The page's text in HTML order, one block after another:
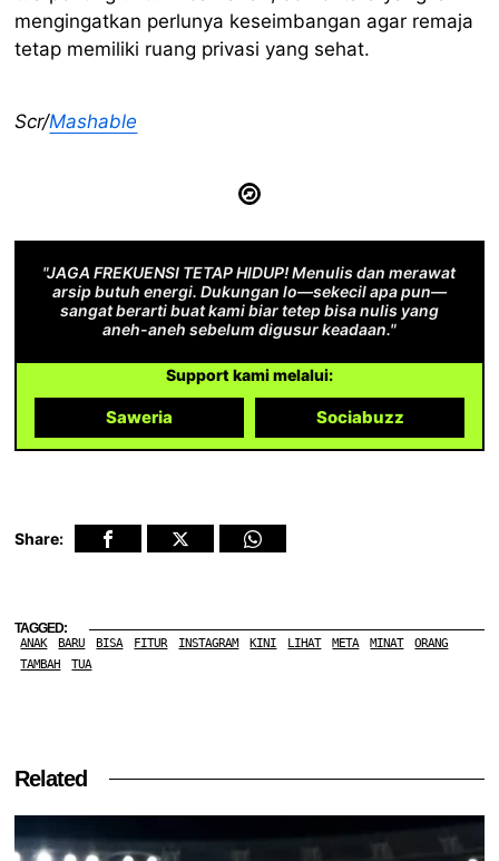
mengingatkan perlunya keseimbangan agar remaja
tetap memiliki ruang privasi yang sehat.
Scr/Mashable
"JAGA FREKUENSI TETAP HIDUP! Menulis dan merawat
arsip butuh energi. Dukungan lo—sekecil apa pun—
sangat berarti buat kami biar tetep bisa nulis yang
aneh-aneh sebelum digusur keadaan."
Support kami melalui:
Saweria Sociabuzz
Share:
TAGGED:
ANAK BARU BISA FITUR INSTAGRAM KINI LIHAT META MINAT
ORANG
TAMBAH
TUA
Related